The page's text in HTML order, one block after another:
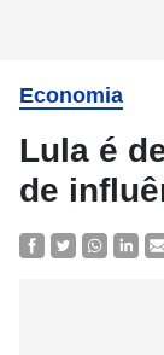
Economia
Lula é
de